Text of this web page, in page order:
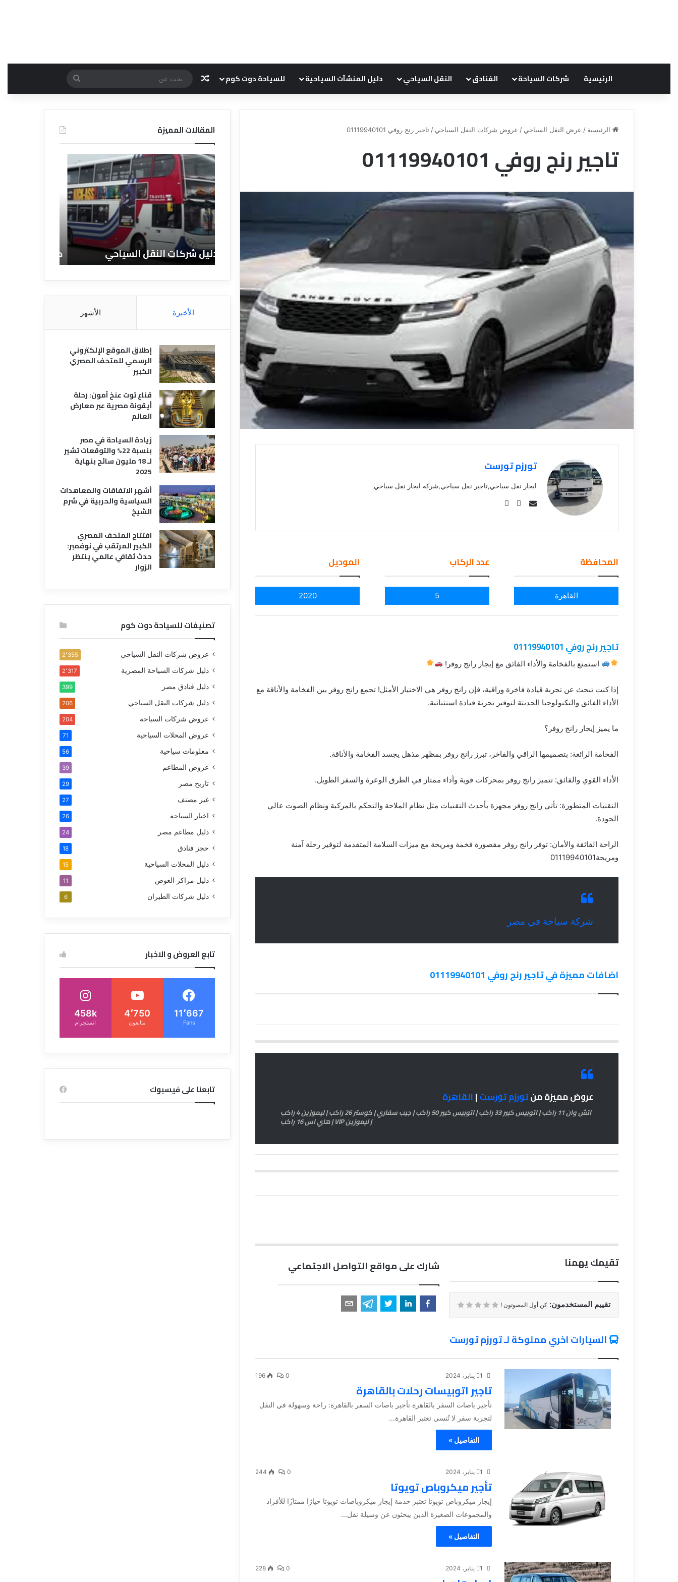
الرئيسية شركات السياحة الفنادق النقل السياحي دليل المنشآت السياحية للسياحة دوت كوم مقال عشوائي
عن
الرئيسية / عرض النقل السياحي / عروض شركات النقل السياحي / تاجير رنج روفي 01119940101
تاجير رنج روفي 01119940101
تورزم تورست
ايجار نقل سياحي,تاجير نقل سياحي,شركة ايجار نقل سياحي
Se
an
المحافظة
القاهرة
عدد الركاب
5
الموديل
2020
تاجير رنج روفي 01119940101
استمتع بالفخامة والأداء الفائق مع إيجار رانج روفر!
إذا كنت تبحث عن تجربة قيادة فاخرة وراقية، فإن رانج روفر هي الاختيار الأمثل! تجمع رانج روفر بين الفخامة والأناقة مع
الأداء الفائق والتكنولوجيا الحديثة لتوفير تجربة قيادة استثنائية.
ما يميز إيجار رانج روفر؟
الفخامة الرائعة: بتصميمها الراقي والفاخر، تبرز رانج روفر بمظهر مذهل يجسد الفخامة والأناقة.
الأداء القوي والفائق: تتميز رانج روفر بمحركات قوية وأداء ممتاز في الطرق الوعرة والسفر الطويل.
التقنيات المتطورة: تأتي رانج روفر مجهزة بأحدث التقنيات مثل نظام الملاحة والتحكم بالمركبة ونظام الصوت عالي
الجودة.
الراحة الفائقة والأمان: توفر رانج روفر مقصورة فخمة ومريحة مع ميزات السلامة المتقدمة لتوفير رحلة آمنة
ومريحة01119940101
شركة سياحة في مصر
اضافات مميزة في تاجير رنج روفي 01119940101
عروض مميزة منتورزم تورست|القاهرة
اتش وان 11 راكب | اتوبيس كبير 33 راكب | اتوبيس كبير 50 راكب | جيب سفاري | كوستر 26 راكب | ليموزين 4 راكب
| ليموزين VIP | هاي اس 16 راكب
تقيمك يهمنا
تقييم المستخدمون: كن أول المصوتون !
شارك على مواقع التواصل الاجتماعي
السيارات اخري مملوكة لـ تورزم تورست
1 يناير، 2024 0
196
تاجير اتوبيسات رحلات بالقاهرة
تأجير باصات السفر بالقاهرة تأجير باصات السفر بالقاهرة: راحة وسهولة في النقل
لتجربة سفر لا تُنسى تعتبر القاهرة...
التفاصيل »
1 يناير، 2024 0
244
تأجير ميكروباص تويوتا
إيجار ميكروباص تويوتا تعتبر خدمة إيجار ميكروباصات تويوتا خيارًا ممتازًا للأفراد
والمجموعات الصغيرة الذين يبحثون عن وسيلة نقل...
التفاصيل »
1 يناير، 2024 0
228
المقالات المميزة
قناة للسياحة دوت كوم – عروض
ع
ر
ض
ش
ر
ا
ل
ن
ق
ا
ح
د
ل
ل
ر
ل
ل
ا
ل
س
ي
دليل شركات النقل السياحي
د
ي
ل
ا
ل
ف
ن
ا
د
ق
م
ي
دليل الفنادق المصرية
ا
ا
الأخيرة الأشهر
إطلاق الموقع الإلكتروني
الرسمي للمتحف المصري
الكبير
قناع توت عنخ آمون: رحلة
أيقونة مصرية عبر معارض
العالم
زيادة السياحة في مصر
بنسبة 22% والتوقعات تشير
لـ 18 مليون سائح بنهاية
2025
أشهر الاتفاقات والمعاهدات
السياسية والحربية في شرم
الشيخ
افتتاح المتحف المصري
الكبير المرتقب في نوفمبر:
حدث ثقافي عالمي ينتظر
الزوار
تصنيفات للسياحة دوت كوم
عروض شركات النقل السياحي 2٬355
دليل شركات السياحة المصرية 2٬317
دليل فنادق مصر 399
دليل شركات النقل السياحي 206
عروض شركات السياحة 204
عروض المحلات السياحية 71
معلومات سياحية 56
عروض المطاعم 39
تاريخ مصر 29
غير مصنف 27
اخبار السياحة 26
دليل مطاعم مصر 24
حجز فنادق 18
دليل المحلات السياحية 15
دليل مراكز الغوص 11
دليل شركات الطيران 6
تابع العروض و الاخبار
11٬667
Fans
4٬750
متابعون
458k
انستجرام
تابعنا على فيسبوك